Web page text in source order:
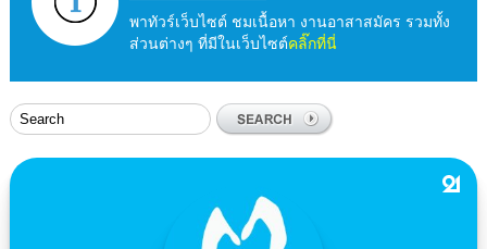
พาทัวร์เว็บไซต์ ชมเนื้อหา งานอาสาสมัคร รวมทั้ง
ส่วนต่างๆ ที่มีในเว็บไซต์คลิ๊กที่นี่